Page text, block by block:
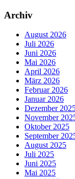
Archiv
August 2026
Juli 2026
Juni 2026
Mai 2026
April 2026
März 2026
Februar 2026
Januar 2026
Dezember
November
Oktober 2025
September
August 2025
Juli 2025
Juni 2025
Mai 2025